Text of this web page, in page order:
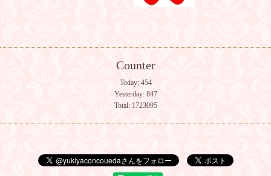
Counter
Today: 454
Yesterday: 847
Total: 1723095